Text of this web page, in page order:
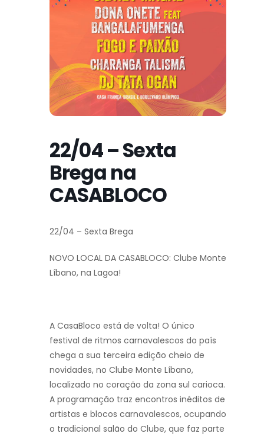
22/04 – Sexta
Brega na
CASABLOCO
22/04 – Sexta Brega
NOVO LOCAL DA CASABLOCO: Clube Monte
Líbano, na Lagoa!
A CasaBloco está de volta! O único
festival de ritmos carnavalescos do país
chega a sua terceira edição cheio de
novidades, no Clube Monte Líbano,
localizado no coração da zona sul carioca.
A programação traz encontros inéditos de
artistas e blocos carnavalescos, ocupando
o tradicional salão do Clube, que faz parte